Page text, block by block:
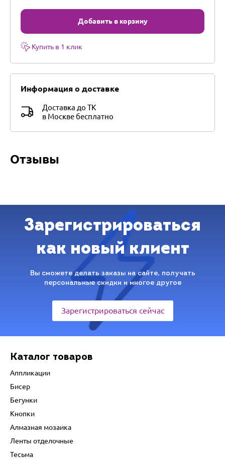
Добавить в корзину
Купить в 1 клик
Информация о доставке
Доставка до ТК
в Москве бесплатно
Отзывы
Зарегистрироваться
как новый клиент
Вы сможете делать заказы на сайте, получать
персональные скидки и многое другое
Зарегистрироваться сейчас
Каталог товаров
Аппликации
Бисер
Бегунки
Кнопки
Алмазная мозаика
Ленты отделочные
Тесьма